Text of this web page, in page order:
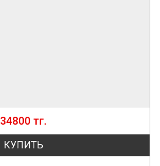
34800 тг.
КУПИТЬ